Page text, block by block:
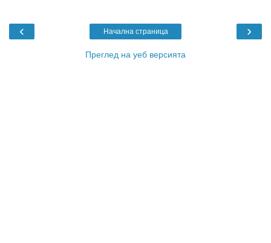
‹ ›
Начална страница
Преглед на уеб версията